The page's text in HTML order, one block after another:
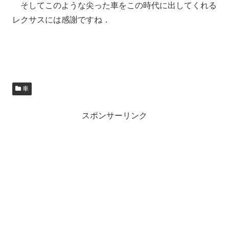
そしてこのような尖った車をこの時代に出してくれる
レクサスには感謝ですね．
車
スポンサーリンク